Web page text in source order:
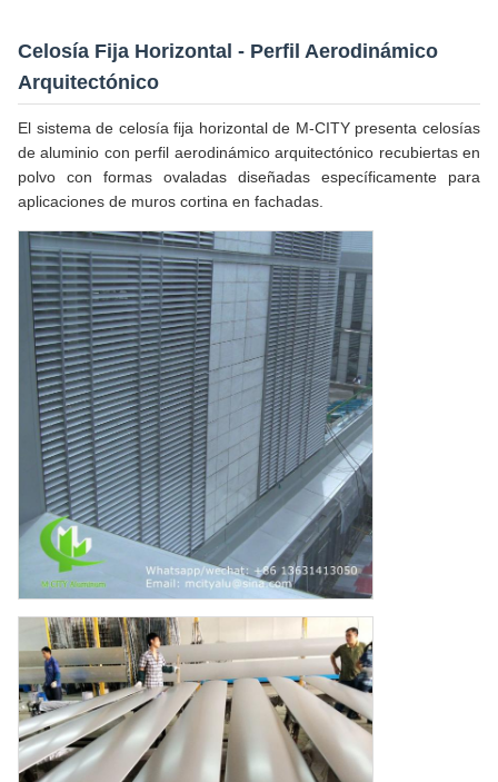
Celosía Fija Horizontal - Perfil Aerodinámico
Arquitectónico
El sistema de celosía fija horizontal de M-CITY presenta celosías
de aluminio con perfil aerodinámico arquitectónico recubiertas en
polvo con formas ovaladas diseñadas específicamente para
aplicaciones de muros cortina en fachadas.